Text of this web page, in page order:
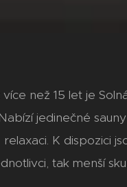
více než 15 let je
Nabízí jedinečné
relaxaci. K dispozici
tak menší